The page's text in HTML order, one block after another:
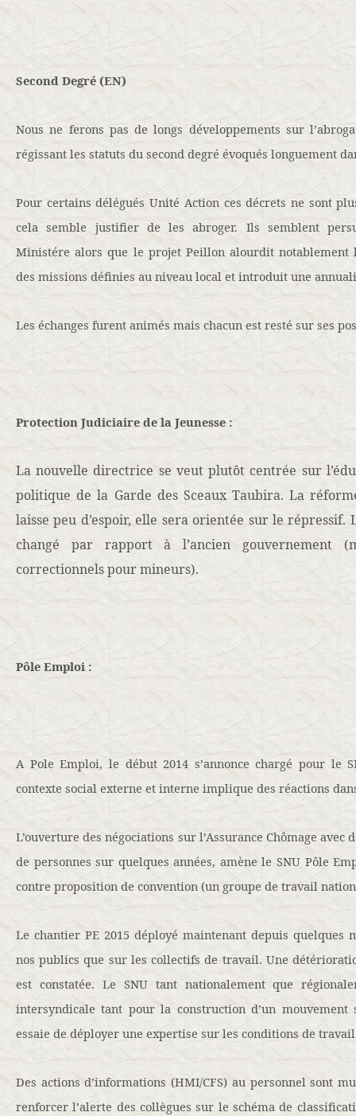
Second Degré (EN)
Nous ne ferons pas de longs développements sur
régissant les statuts du second degré évoqués longuement
Pour certains délégués Unité Action ces décrets ne sont
cela semble justifier de les abroger. Ils semblent
Ministére alors que le projet Peillon alourdit notablement
des missions définies au niveau local et introduit une
Les échanges furent animés mais chacun est resté sur ses
Protection Judiciaire de la Jeunesse :
La nouvelle directrice se veut plutôt centrée sur
politique de la Garde des Sceaux Taubira. La
laisse peu d’espoir, elle sera orientée sur le répressif.
changé par rapport à l’ancien gouvernement
correctionnels pour mineurs).
Pôle Emploi :
A Pole Emploi, le début 2014 s’annonce chargé pour le
contexte social externe et interne implique des réactions
L’ouverture des négociations sur l’Assurance Chômage
de personnes sur quelques années, amène le SNU Pôle
contre proposition de convention (un groupe de travail
Le chantier PE 2015 déployé maintenant depuis quelques
nos publics que sur les collectifs de travail. Une
est constatée. Le SNU tant nationalement que
intersyndicale tant pour la construction d’un
essaie de déployer une expertise sur les conditions de
Des actions d’informations (HMI/CFS) au personnel sont
renforcer l’alerte des collègues sur le schéma de